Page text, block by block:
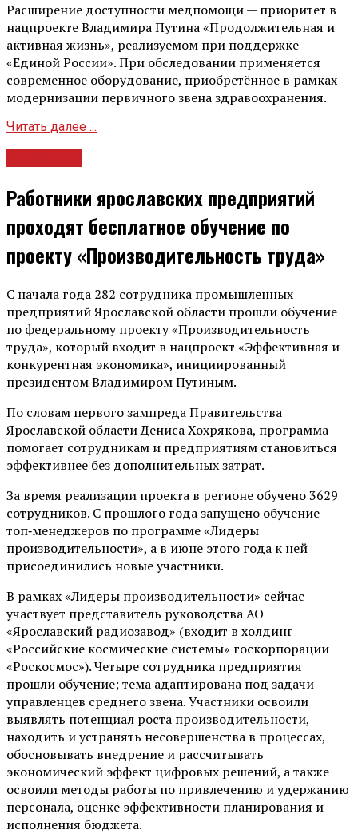
Расширение доступности медпомощи — приоритет в
нацпроекте Владимира Путина «Продолжительная и
активная жизнь», реализуемом при поддержке
«Единой России». При обследовании применяется
современное оборудование, приобретённое в рамках
модернизации первичного звена здравоохранения.
Читать далее ...
Работники ярославских предприятий
проходят бесплатное обучение по
проекту «Производительность труда»
С начала года 282 сотрудника промышленных
предприятий Ярославской области прошли обучение
по федеральному проекту «Производительность
труда», который входит в нацпроект «Эффективная и
конкурентная экономика», инициированный
президентом Владимиром Путиным.
По словам первого зампреда Правительства
Ярославской области Дениса Хохрякова, программа
помогает сотрудникам и предприятиям становиться
эффективнее без дополнительных затрат.
За время реализации проекта в регионе обучено 3629
сотрудников. С прошлого года запущено обучение
топ‑менеджеров по программе «Лидеры
производительности», а в июне этого года к ней
присоединились новые участники.
В рамках «Лидеры производительности» сейчас
участвует представитель руководства АО
«Ярославский радиозавод» (входит в холдинг
«Российские космические системы» госкорпорации
«Роскосмос»). Четыре сотрудника предприятия
прошли обучение; тема адаптирована под задачи
управленцев среднего звена. Участники освоили
выявлять потенциал роста производительности,
находить и устранять несовершенства в процессах,
обосновывать внедрение и рассчитывать
экономический эффект цифровых решений, а также
освоили методы работы по привлечению и удержанию
персонала, оценке эффективности планирования и
исполнения бюджета.